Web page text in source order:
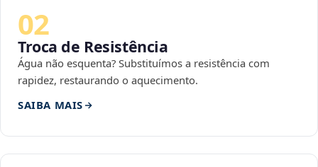
02
Troca de Resistência
Água não esquenta? Substituímos a resistência com
rapidez, restaurando o aquecimento.
SAIBA MAIS